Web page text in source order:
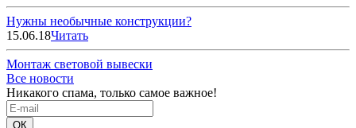
Нужны необычные конструкции?
15.06.18Читать
Монтаж световой вывески
Все новости
Никакого спама, только самое важное!